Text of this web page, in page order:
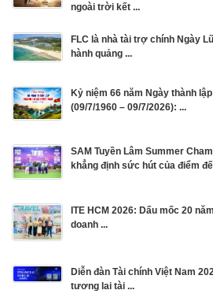
ngoài trời kết ...
FLC là nhà tài trợ chính Ngày
hành quảng ...
Kỷ niệm 66 năm Ngày thành
(09/7/1960 – 09/7/2026): ...
SAM Tuyền Lâm Summer
khẳng định sức hút của điểm
ITE HCM 2026: Dấu mốc 20
doanh ...
Diễn đàn Tài chính Việt Nam
tương lai tài ...